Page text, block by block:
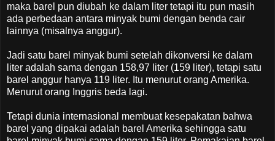
maka barel pun diubah ke dalam liter tetapi itu pun masih
ada perbedaan antara minyak bumi dengan benda cair
lainnya (misalnya anggur).
Jadi satu barel minyak bumi setelah dikonversi ke dalam
liter adalah sama dengan 158,97 liter (159 liter), tetapi satu
barel anggur hanya 119 liter. Itu menurut orang Amerika.
Menurut orang Inggris beda lagi.
Tetapi dunia internasional membuat kesepakatan bahwa
barel yang dipakai adalah barel Amerika sehingga satu